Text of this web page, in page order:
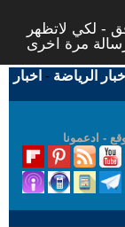
- لكي لاتظهر
اخبار الرياضة - اخبار
- ادعمونا